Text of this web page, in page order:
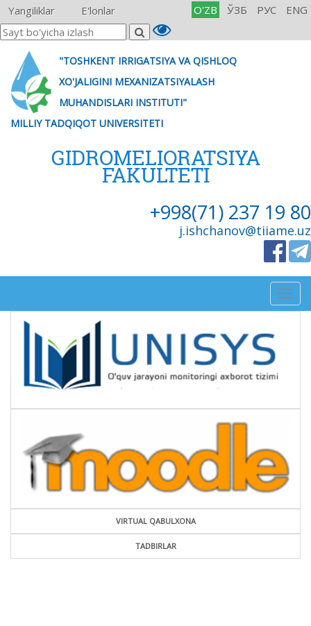
Yangiliklar E'lonlar O'ZB ЎЗБ РУС ENG
"TOSHKENT IRRIGATSIYA VA QISHLOQ
XO'JALIGINI MEXANIZATSIYALASH
MUHANDISLARI INSTITUTI"
MILLIY TADQIQOT UNIVERSITETI
GIDROMELIORATSIYA
FAKULTETI
+998(71) 237 19 80
j.ishchanov@tiiame.uz
VIRTUAL QABULXONA
TADBIRLAR